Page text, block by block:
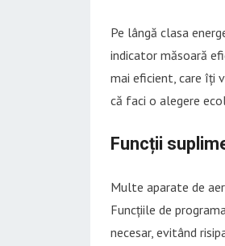
Pe lângă clasa
indicator măsoară
mai eficient, care îți
că faci o alegere
Funcții
Multe aparate de
Funcțiile de
necesar, evitând